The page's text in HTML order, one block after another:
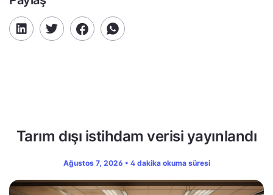
Tarım dışı istihdam verisi yayınlandı
Ağustos 7, 2026 • 4 dakika okuma süresi